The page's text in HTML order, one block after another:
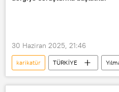
İstanbul Büyükşehir Belediyesi (İBB)
30 Haziran 2025, 21:46
karikatür TÜRKİYE
Leman Dergisi
dergi